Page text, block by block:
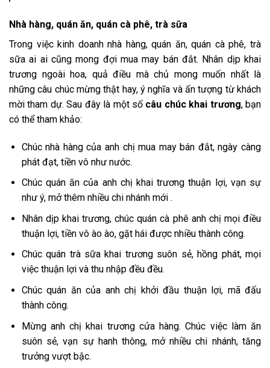
Nhà hàng, quán ăn, quán cà phê, trà sữa
Trong việc kinh doanh nhà hàng, quán ăn, quán cà phê, trà
sữa ai ai cũng mong đợi mua may bán đắt. Nhân dịp khai
trương ngoài hoa, quả điều mà chủ mong muốn nhất là
những câu chúc mừng thật hay, ý nghĩa và ấn tượng từ khách
mời tham dự. Sau đây là một số câu chúc khai trương, bạn
có thể tham khảo:
Chúc nhà hàng của anh chị mua may bán đắt, ngày càng
phát đạt, tiền vô như nước.
Chúc quán ăn của anh chị khai trương thuận lợi, vạn sự
như ý, mở thêm nhiều chi nhánh mới .
Nhân dịp khai trương, chúc quán cà phê anh chị mọi điều
thuận lợi, tiền vô ào ào, gặt hái được nhiều thành công.
Chúc quán trà sữa khai trương suôn sẻ, hồng phát, mọi
việc thuận lợi và thu nhập đều đều.
Chúc quán ăn của anh chị khởi đầu thuận lợi, mã đấu
thành công.
Mừng anh chị khai trương cửa hàng. Chúc việc làm ăn
suôn sẻ, vạn sự hanh thông, mở nhiều chi nhánh, tăng
trưởng vượt bậc.